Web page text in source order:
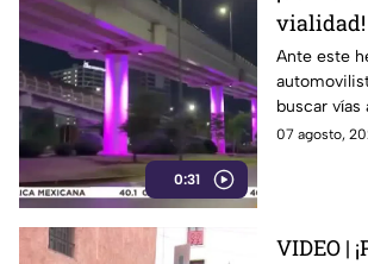
0:31
vialidad!
motivo
Pablo II
Ante este
buscar vías
07 agosto,
VIDEO |